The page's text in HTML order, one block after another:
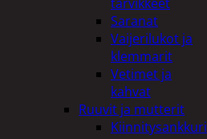
Saranat
Vaijerilukot ja
klemmarit
Vetimet ja
kahvat
Ruuvit ja mutterit